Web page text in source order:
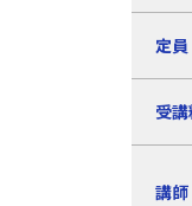
定員
受
講師